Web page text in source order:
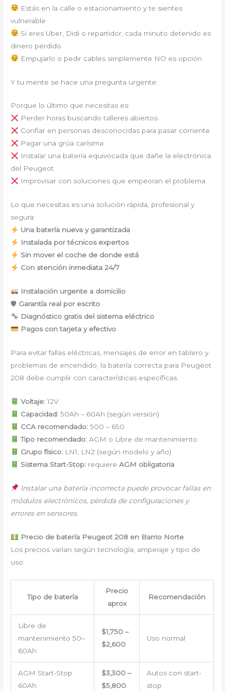
Estás en la calle o estacionamiento y te sientes
vulnerable
Si eres Uber, Didi o repartidor, cada minuto detenido es
dinero perdido
Empujarlo o pedir cables simplemente NO es opción
Y tu mente se hace una pregunta urgente:
Porque lo último que necesitas es:
Perder horas buscando talleres abiertos
Confiar en personas desconocidas para pasar corriente
Pagar una grúa carísima
Instalar una batería equivocada que dañe la electrónica
del Peugeot
Improvisar con soluciones que empeoran el problema
Lo que necesitas es una solución rápida, profesional y
segura:
Una batería nueva y garantizada
Instalada por técnicos expertos
Sin mover el coche de donde está
Con atención inmediata 24/7
Instalación urgente a domicilio
🛡 Garantía real por escrito
Diagnóstico gratis del sistema eléctrico
Pagos con tarjeta y efectivo
Para evitar fallas eléctricas, mensajes de error en tablero y
problemas de encendido, la batería correcta para Peugeot
208 debe cumplir con características específicas.
Voltaje:12V
Capacidad:50Ah – 60Ah (según versión)
CCA recomendado:500 – 650
Tipo recomendado:AGM o Libre de mantenimiento
Grupo físico:LN1, LN2 (según modelo y año)
Sistema Start-Stop:requiere AGM obligatoria
Instalar una batería incorrecta puede provocar fallas en
módulos electrónicos, pérdida de configuraciones y
errores en sensores.
Precio de batería Peugeot 208 en Barrio Norte
Los precios varían según tecnología, amperaje y tipo de
uso:
Tipo de batería
Precio
aprox
Recomendación
Libre de
mantenimiento 50–
60Ah
$1,750 –
$2,600
Uso normal
AGM Start-Stop
60Ah
$3,300 –
$5,800
Autos con start-
stop